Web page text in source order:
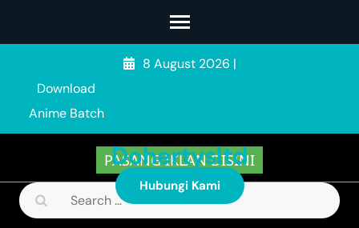
Enter)
8 August 2026 |
Download
Anime Batch
Dohertysltd
PASANG IKLAN DISINI
Hubungi Kami
Search
for: